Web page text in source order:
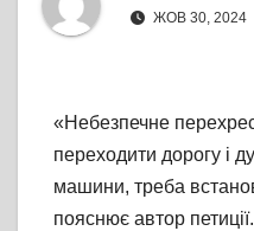
ЖОВ 30, 2024
«Небезпечне
переходити дорогу і
машини, треба
пояснює автор петиції.